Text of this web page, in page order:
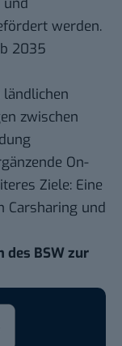
und
werden.
2035
ländlichen
zwischen
On-
Ziele: Eine
Carsharing und
des BSW zur